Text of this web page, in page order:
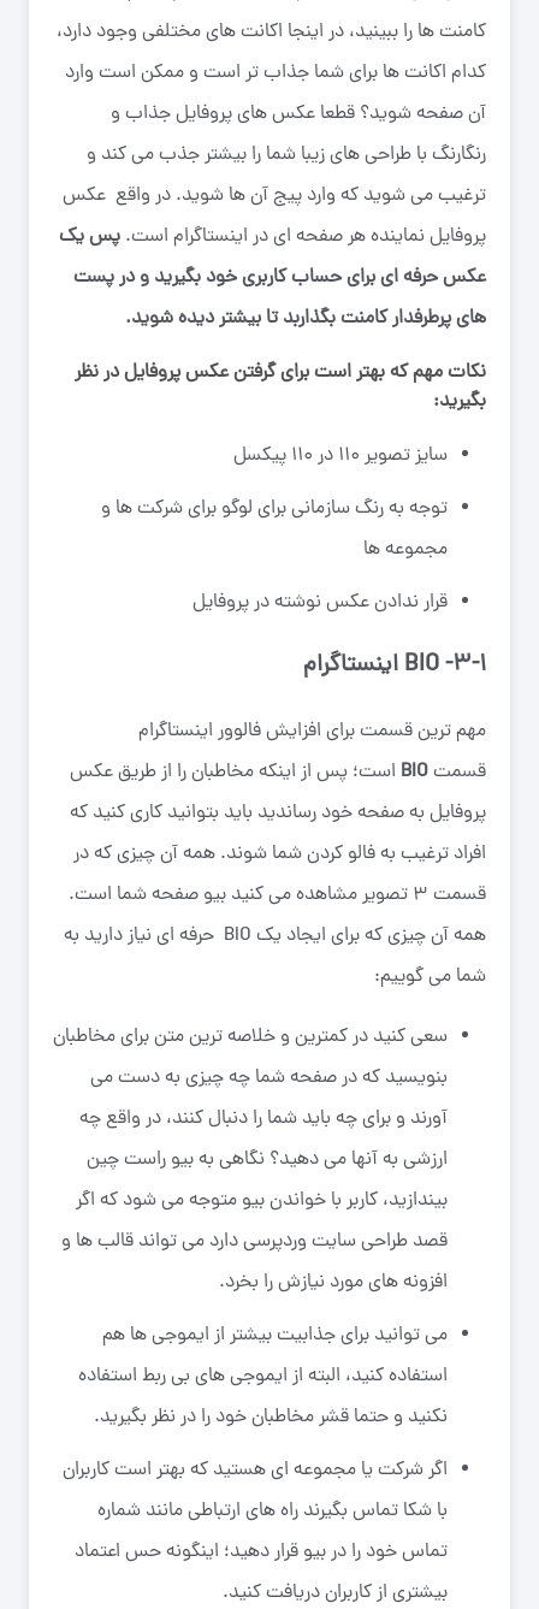
کامنت ها را ببینید، در اینجا اکانت های مختلفی وجود دارد،
کدام اکانت ها برای شما جذاب تر است و ممکن است وارد
آن صفحه شوید؟ قطعا عکس های پروفایل جذاب و
رنگارنگ با طراحی های زیبا شما را بیشتر جذب می کند و
ترغیب می شوید که وارد پیج آن ها شوید. در واقع عکس
پروفایل نماینده هر صفحه ای در اینستاگرام است. پس یک
عکس حرفه ای برای حساب کاربری خود بگیرید و در پست
های پرطرفدار کامنت بگذاربد تا بیشتر دیده شوید.
نکات مهم که بهتر است برای گرفتن عکس پروفایل در نظر
بگیرید:
سایز تصویر ۱۱۰ در ۱۱۰ پیکسل
توجه به رنگ سازمانی برای لوگو برای شرکت ها و
مجموعه ها
قرار ندادن عکس نوشته در پروفایل
3-1- BIO اینستاگرام
مهم ترین قسمت برای افزایش فالوور اینستاگرام
قسمتBIO است؛ پس از اینکه مخاطبان را از طریق عکس
پروفایل به صفحه خود رساندید باید بتوانید کاری کنید که
افراد ترغیب به فالو کردن شما شوند. همه آن چیزی که در
قسمت 3 تصویر مشاهده می کنید بیو صفحه شما است.
همه آن چیزی که برای ایجاد یک BIO حرفه ای نیاز دارید به
شما می گوییم:
سعی کنید در کمترین و خلاصه ترین متن برای مخاطبان
بنویسید که در صفحه شما چه چیزی به دست می
آورند و برای چه باید شما را دنبال کنند، در واقع چه
ارزشی به آنها می دهید؟ نگاهی به بیو راست چین
بیندازید، کاربر با خواندن بیو متوجه می شود که اگر
قصد طراحی سایت وردپرسی دارد می تواند قالب ها و
افزونه های مورد نیازش را بخرد.
می توانید برای جذابیت بیشتر از ایموجی ها هم
استفاده کنید، البته از ایموجی های بی ربط استفاده
نکنید و حتما قشر مخاطبان خود را در نظر بگیرید.
اگر شرکت یا مجموعه ای هستید که بهتر است کاربران
با شکا تماس بگیرند راه های ارتباطی مانند شماره
تماس خود را در بیو قرار دهید؛ اینگونه حس اعتماد
بیشتری از کاربران دریافت کنید.